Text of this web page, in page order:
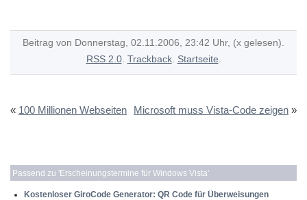
Beitrag von Donnerstag, 02.11.2006, 23:42 Uhr, (x gelesen).
RSS 2.0. Trackback. Startseite.
« 100 Millionen Webseiten Microsoft muss Vista-Code zeigen »
Passend zu 'Erscheinungstermine für Windows Vista'
Kostenloser GiroCode Generator: QR Code für Überweisungen